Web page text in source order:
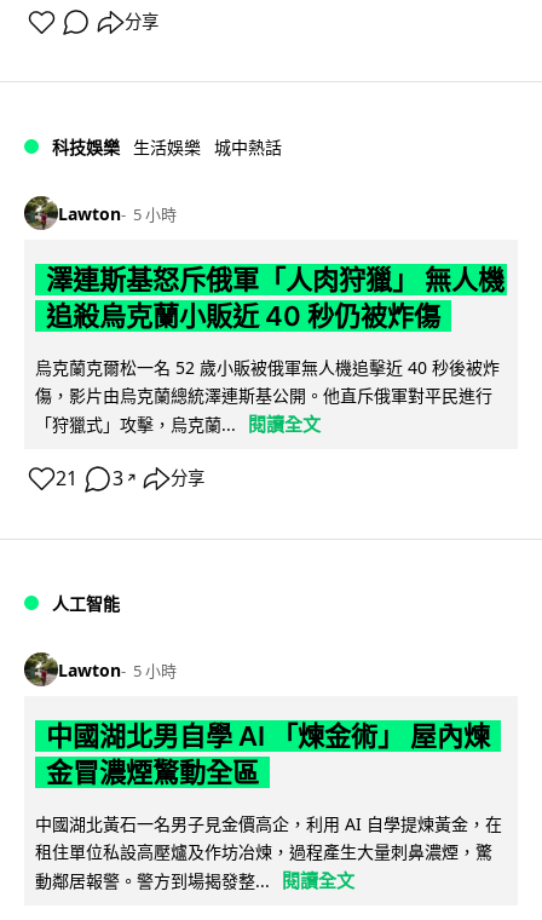
分享
科技娛樂 生活娛樂 城中熱話
Lawton 5 小時
澤連斯基怒斥俄軍「人肉狩獵」 無人機
追殺烏克蘭小販近 40 秒仍被炸傷
烏克蘭克爾松一名 52 歲小販被俄軍無人機追擊近 40 秒後被炸
傷，影片由烏克蘭總統澤連斯基公開。他直斥俄軍對平民進行
「狩獵式」攻擊，烏克蘭...
閱讀全文
21 3 ↗ 分享
人工智能
Lawton 5 小時
中國湖北男自學 AI 「煉金術」 屋內煉
金冒濃煙驚動全區
中國湖北黃石一名男子見金價高企，利用 AI 自學提煉黃金，在
租住單位私設高壓爐及作坊冶煉，過程產生大量刺鼻濃煙，驚
動鄰居報警。警方到場揭發整...
閱讀全文